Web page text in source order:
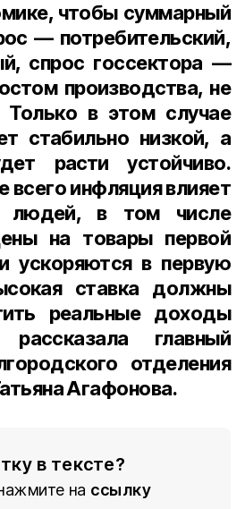
чтобы суммарный
— потребительский,
спрос госсектора —
производства, не
Только в этом случае
стабильно низкой, а
расти устойчиво.
инфляция влияет
людей, в том числе
на товары первой
ускоряются в первую
ставка должны
реальные доходы
главный
отделения
Агафонова.
в тексте?
на ссылку